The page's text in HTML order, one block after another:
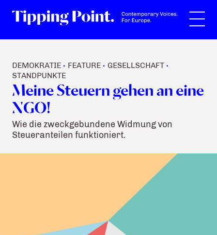
DEMOKRATIE • FEATURE • GESELLSCHAFT •
STANDPUNKTE
Meine Steuern gehen an eine
NGO!
Wie die zweckgebundene Widmung von
Steueranteilen funktioniert.